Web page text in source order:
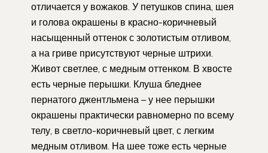
отличается у вожаков. У петушков спина, шея
и голова окрашены в красно-коричневый
насыщенный оттенок с золотистым отливом,
а на гриве присутствуют черные штрихи.
Живот светлее, с медным оттенком. В хвосте
есть черные перышки. Клуша бледнее
пернатого джентльмена – у нее перышки
окрашены практически равномерно по всему
телу, в светло-коричневый цвет, с легким
медным отливом. На шее тоже есть черные